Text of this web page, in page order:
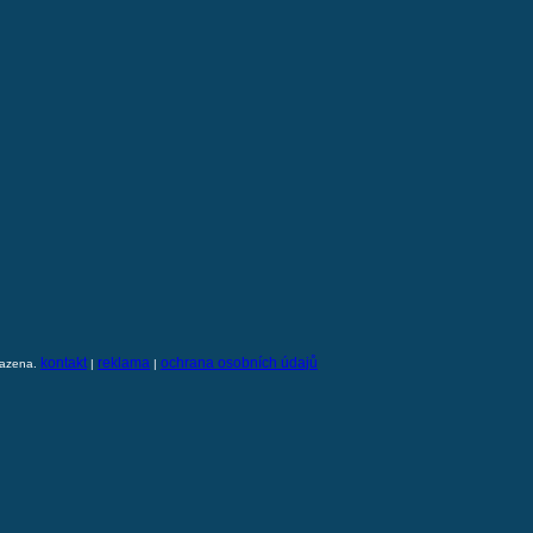
kontakt | reklama | ochrana osobních údajů